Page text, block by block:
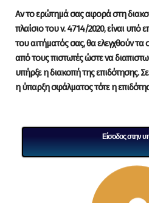
Αν το ερώτημά σας αφορά στη
πλαίσιο του ν. 4714/2020, είναι υπό
του αιτήματός σας, θα ελεγχθούν τα
από τους πιστωτές ώστε να
υπήρξε η διακοπή της επιδότησης.
η ύπαρξη σφάλματος τότε η
Είσοδος στην